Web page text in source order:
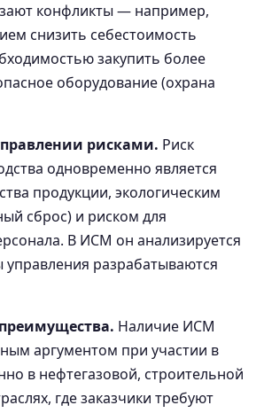
конфликты — например,
снизить себестоимость
закупить более
оборудование (охрана
рисками. Риск
одновременно является
продукции, экологическим
сброс) и риском для
В ИСМ он анализируется
разрабатываются
Наличие ИСМ
аргументом при участии в
в нефтегазовой, строительной
где заказчики требуют